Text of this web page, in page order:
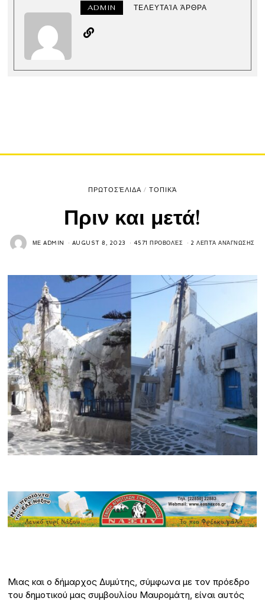
ADMIN ΤΕΛΕΥΤΑΊΑ ΆΡΘΡΑ
ΠΡΩΤΟΣΈΛΙΔΑ / ΤΟΠΙΚΆ
Πριν και μετά!
ΜΕADMIN AUGUST 8, 2023 4571 ΠΡΟΒΟΛΈΣ 2 ΛΕΠΤΆ ΑΝΆΓΝΩΣΗΣ
Μιας και ο δήμαρχος Δυμύτης, σύμφωνα με τον πρόεδρο
του δημοτικού μας συμβουλίου Μαυρομάτη, είναι αυτός